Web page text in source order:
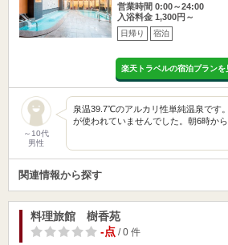
営業時間 0:00～24:00
入浴料金 1,300円～
日帰り 宿泊
楽天トラベルの宿泊プランを
～10代
男性
泉温39.7℃のアルカリ性単純温泉です
が使われていませんでした。朝6時か
関連情報から探す
料理旅館 樹香苑
-点/ 0 件